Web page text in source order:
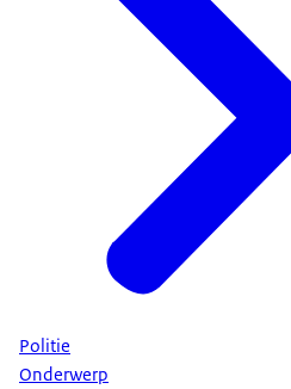
Politie
Onderwerp